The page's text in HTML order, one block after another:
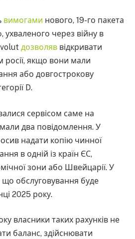
вимогами нового, 19-го пакета
ухваленого через війну в
дозволяв відкривати
росії, якщо вони мали
або довгострокову
D.
сервісом саме на
два повідомлення. У
надати копію чинної
в одній із країн ЄС,
зони або Швейцарії. У
обслуговування буде
2025 року.
власники таких рахунків не
баланс, здійснювати